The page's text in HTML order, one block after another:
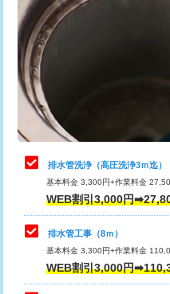
給水管工事※（ライニング鋼
管・ポリ管・HT管使用/3ｍ超
排水管工事（土の掘削・埋め
業）
排水管工事（排水管工事/3ｍ
排水管工事（追加 排水管工
え）
マス交換（土の掘削・埋め
マス交換（深さ50㎝未満）
マス交換（深さ50㎝以上）
カメラ調査
桝清掃
止水・漏水調査・防水処理・
理・調整・分解・加工など
止水・漏水調査・防水処理
理・調整・分解・加工など（
止水・漏水調査・防水処理
理・調整・分解・加工など
その他部品の脱着
交換・取付（タンク）
排水管洗浄（高圧洗浄3ｍ迄）
基本料金 3,300円+作業料金
WEB割引3,000円
排水管工事（8ｍ）
基本料金 3,300円+作業料金
WEB割引3,000円